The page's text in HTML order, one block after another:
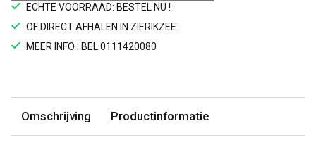
ECHTE VOORRAAD: BESTEL NU !
OF DIRECT AFHALEN IN ZIERIKZEE
MEER INFO : BEL 0111420080
Omschrijving Productinformatie